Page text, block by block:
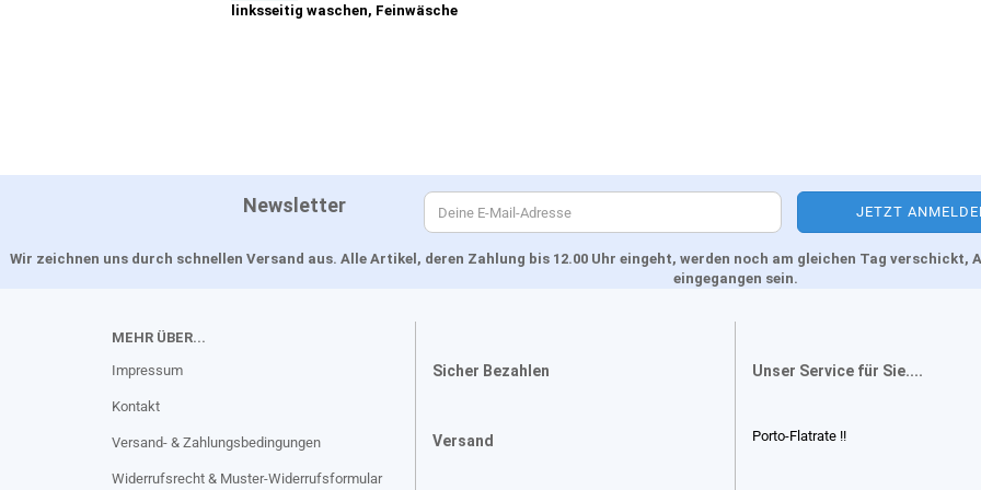
linksseitig waschen, Feinwäsche
Newsletter
Wir zeichnen uns durch schnellen Versand aus. Alle Artikel, deren Zahlung bis 12.00 Uhr eingeht, werden noch am gleichen Tag verschickt,
eingegangen sein.
MEHR ÜBER...
Impressum
Kontakt
Versand- & Zahlungsbedingungen
Widerrufsrecht & Muster-Widerrufsformular
Sicher Bezahlen
Versand
Unser Service für Sie....
Porto-Flatrate !!